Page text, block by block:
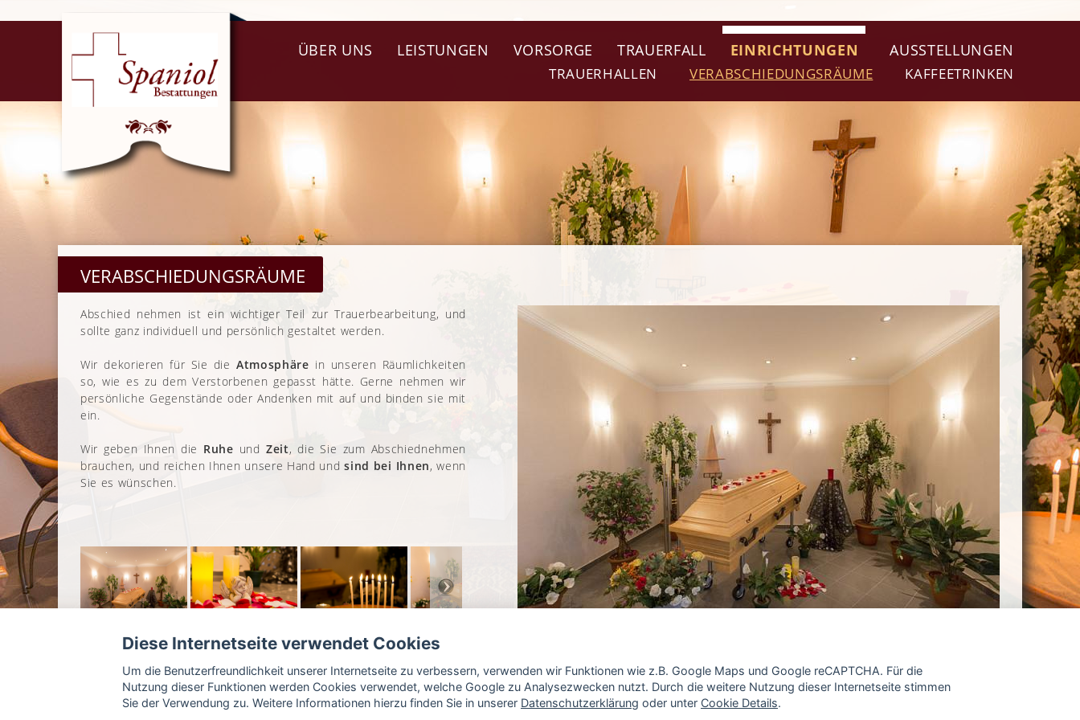
AUSSTELLUNGEN
EINRICHTUNGEN
TRAUERFALL
VORSORGE
LEISTUNGEN
ÜBER UNS
KAFFEETRINKEN
VERABSCHIEDUNGSRÄUME
TRAUERHALLEN
VERABSCHIEDUNGSRÄUME
Abschied nehmen ist ein wichtiger Teil zur Trauerbearbeitung, und
sollte ganz individuell und persönlich gestaltet werden.
Wir dekorieren für Sie dieAtmosphäre in unseren Räumlichkeiten
so, wie es zu dem Verstorbenen gepasst hätte. Gerne nehmen wir
persönliche Gegenstände oder Andenken mit auf und binden sie mit
ein.
Wir geben Ihnen die Ruhe und Zeit, die Sie zum Abschiednehmen
brauchen, und reichen Ihnen unsere Hand undsind bei Ihnen, wenn
Sie es wünschen.
Diese Internetseite verwendet Cookies
Um die Benutzerfreundlichkeit unserer Internetseite zu verbessern, verwenden wir Funktionen wie z.B. Google Maps und Google reCAPTCHA. Für die
Nutzung dieser Funktionen werden Cookies verwendet, welche Google zu Analysezwecken nutzt. Durch die weitere Nutzung dieser Internetseite stimmen
Sie der Verwendung zu. Weitere Informationen hierzu finden Sie in unserer Datenschutzerklärung oder unter Cookie Details.